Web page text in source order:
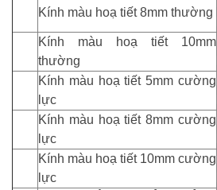
Kính màu hoạ tiết 8mm thường
Kính màu hoạ tiết 10mm
thường
Kính màu hoạ tiết 5mm cường
lực
Kính màu hoạ tiết 8mm cường
lực
Kính màu hoạ tiết 10mm cường
lực